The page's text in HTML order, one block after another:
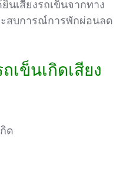
เสียงรถเข็นจากทาง
สบการณ์การพักผ่อนลด
เข็นเกิดเสียง
ด